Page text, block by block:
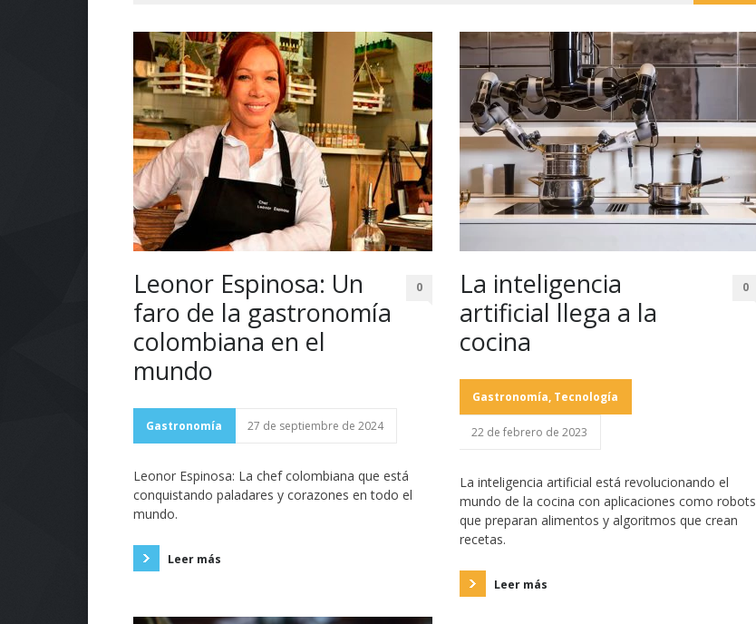
Leonor Espinosa: Un
faro de la gastronomía
colombiana en el
mundo
0
Gastronomía 27 de septiembre de 2024
Leonor Espinosa: La chef colombiana que está
conquistando paladares y corazones en todo el
mundo.
Leer más
La inteligencia
artificial llega a la
cocina
0
Gastronomía, Tecnología
22 de febrero de 2023
La inteligencia artificial está revolucionando el
mundo de la cocina con aplicaciones como robots
que preparan alimentos y algoritmos que crean
recetas.
Leer más